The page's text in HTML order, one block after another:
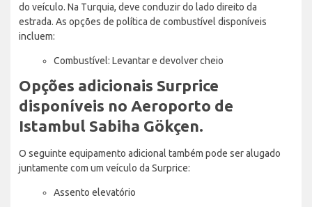
do veículo. Na Turquia, deve conduzir do lado direito da
estrada. As opções de política de combustível disponíveis
incluem:
Combustível: Levantar e devolver cheio
Opções adicionais Surprice
disponíveis no Aeroporto de
Istambul Sabiha Gökçen.
O seguinte equipamento adicional também pode ser alugado
juntamente com um veículo da Surprice:
Assento elevatório